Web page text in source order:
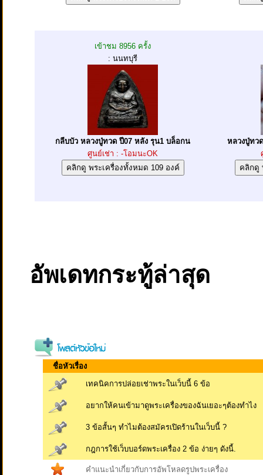
เข้าชม 8956 ครั้ง
: นนทบุรี
กลีบบัว หลวงปู่ทวด ปี07 หลัง รุน1 บล็อกน
ศูนย์เช่า : -โอมนะOK
หลวงปู่ทว
อัพเดทกระทู้ล่าสุด
ชื่อหัวเรื่อง
เทคนิคการปล่อยเช่าพระในเว็บนี้ 6 ข้อ
อยากให้คนเข้ามาดูพระเครื่องของฉันเยอะๆต้องทำไง
3 ข้อสั้นๆ ทำไมต้องสมัครเปิดร้านในเว็บนี้ ?
กฎการใช้เว็บบอร์ดพระเครื่อง 2 ข้อ ง่ายๆ ดังนี้.
คำแนะนำเกี่ยวกับการอัพโหลดรูปพระเครื่อง